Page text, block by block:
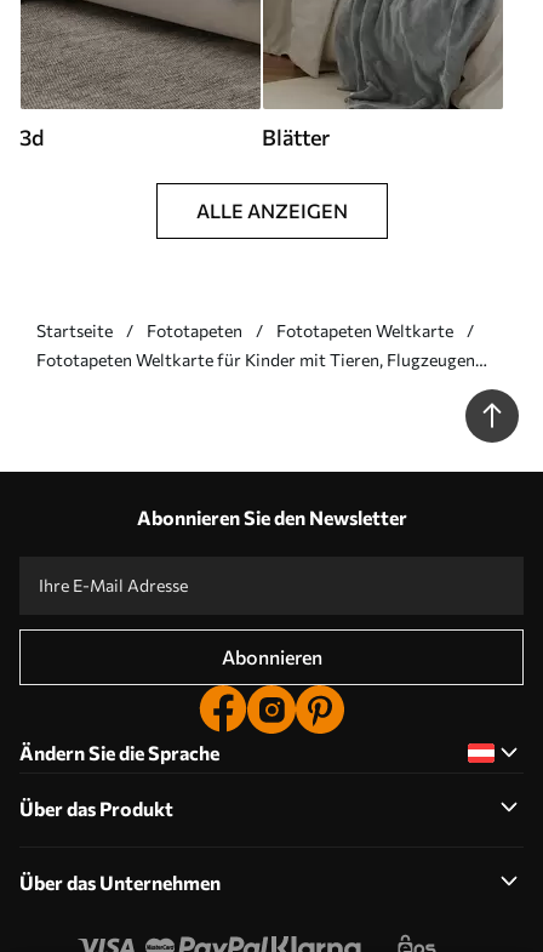
3d Blätter
ALLE ANZEIGEN
Startseite Fototapeten
Fototapeten Weltkarte
Fototapeten Weltkarte für Kinder mit Tieren, Flugzeugen
Abonnieren Sie den Newsletter
Abonnieren
Ändern Sie die Sprache
Über das Produkt
Über das Unternehmen